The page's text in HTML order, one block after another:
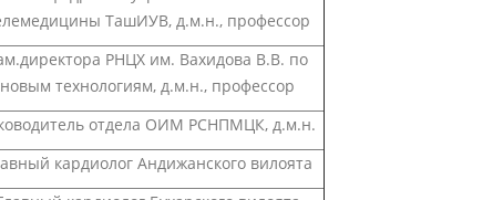
ТашИУВ, д.м.н., профессор
РНЦХ им. Вахидова В.В. по
новым технологиям, д.м.н., профессор
отдела ОИМ РСНПМЦК, д.м.н.
кардиолог Андижанского вилоята